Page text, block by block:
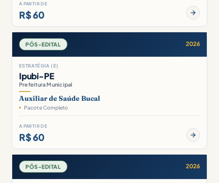
A PARTIR DE
R$ 60
PÓS-EDITAL 2026
ESTRATÉGIA (E)
Ipubi-PE
Prefeitura Municipal
Auxiliar de Saúde Bucal
Pacote Completo
A PARTIR DE
R$ 60
PÓS-EDITAL 2026